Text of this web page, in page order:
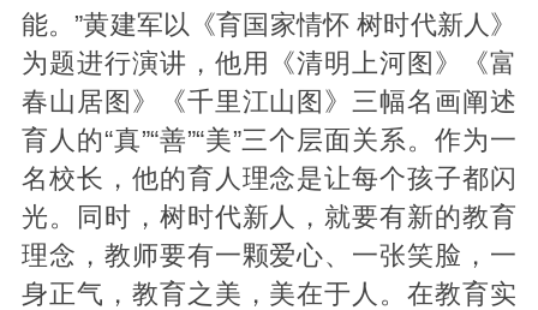
能。”黄建军以《育国家情怀 树时代新人》
为题进行演讲，他用《清明上河图》《富
春山居图》《千里江山图》三幅名画阐述
育人的“真”“善”“美”三个层面关系。作为一
名校长，他的育人理念是让每个孩子都闪
光。同时，树时代新人，就要有新的教育
理念，教师要有一颗爱心、一张笑脸，一
身正气，教育之美，美在于人。在教育实